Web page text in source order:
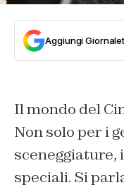
Aggiungi
Il mondo del
Non solo per i
sceneggiature,
speciali. Si